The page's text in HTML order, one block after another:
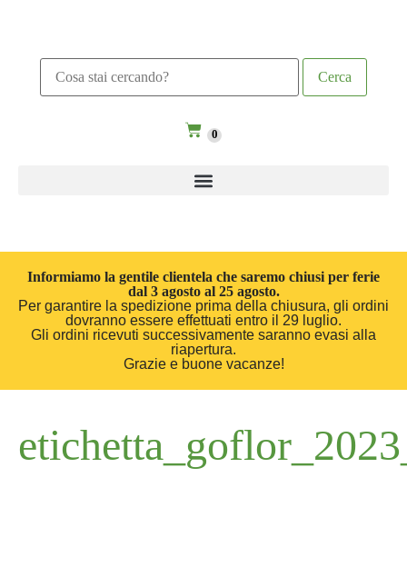
0
Informiamo la gentile clientela che saremo chiusi per ferie
dal 3 agosto al 25 agosto.
Per garantire la spedizione prima della chiusura, gli ordini
dovranno essere effettuati entro il 29 luglio.
Gli ordini ricevuti successivamente saranno evasi alla
riapertura.
Grazie e buone vacanze!